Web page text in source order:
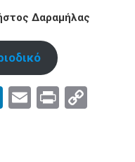
Δαραμήλας
LinkedIn
Email
Print